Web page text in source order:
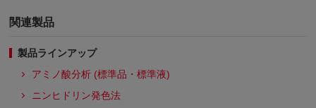
関連製品
製品ラインアップ
アミノ酸分析 (標準品・標準液)
ニンヒドリン発色法